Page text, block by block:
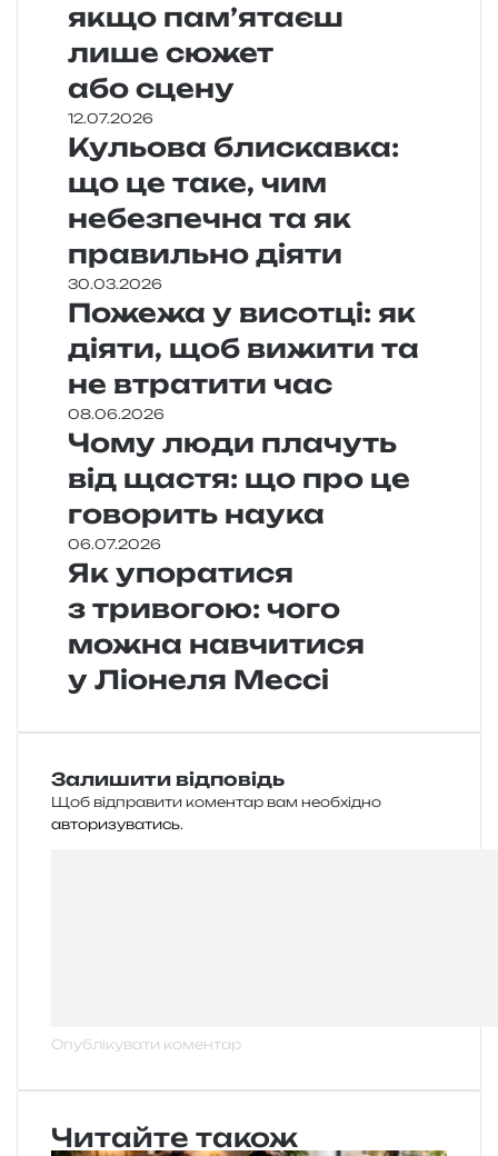
якщо пам’ятаєш
лише сюжет
або сцену
12.07.2026
Кульова блискавка:
що це таке, чим
небезпечна та як
правильно діяти
30.03.2026
Пожежа у висотці: як
діяти, щоб вижити та
не втратити час
08.06.2026
Чому люди плачуть
від щастя: що про це
говорить наука
06.07.2026
Як упоратися
з тривогою: чого
можна навчитися
у Ліонеля Мессі
Залишити відповідь
Щоб відправити коментар вам необхідно
авторизуватись.
Читайте також